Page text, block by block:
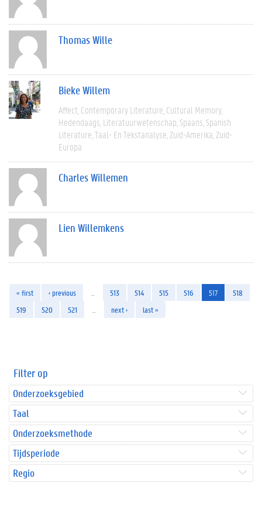
Thomas Wille
Bieke Willem
Affect Contemporary Literature Cultural Memory
Hedendaags Literatuurwetenschap Spaans Spanish
Literature Taal- En Tekstanalyse Zuid-Amerika Zuid-
Europa
Charles Willemen
Lien Willemkens
« first ‹ previous 513 514 515 516 517
518
519
520 521 next › last »
Filter op
Onderzoeksgebied
Taal
Onderzoeksmethode
Tijdsperiode
Regio